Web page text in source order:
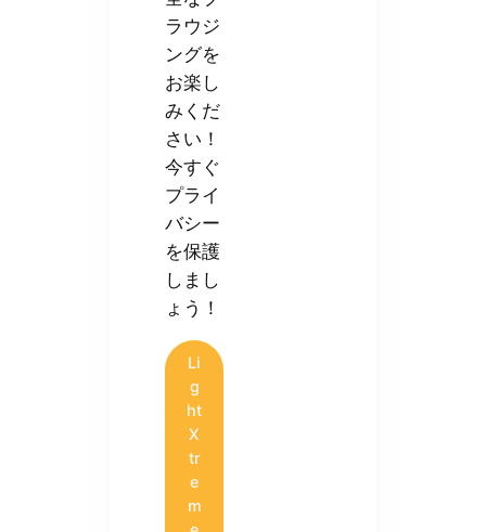
ラウジ
ングを
お楽し
みくだ
さい！
今すぐ
プライ
バシー
を保護
しまし
ょう！
Li
g
ht
X
tr
e
m